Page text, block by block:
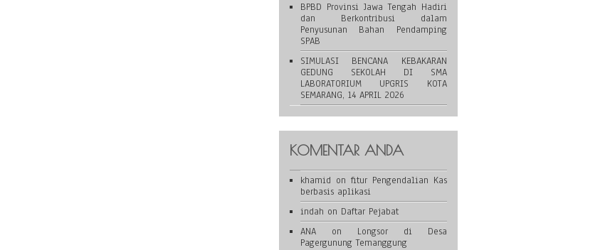
BPBD Provinsi Jawa Tengah Hadiri
dan Berkontribusi dalam
Penyusunan Bahan Pendamping
SPAB
SIMULASI BENCANA KEBAKARAN
GEDUNG SEKOLAH DI SMA
LABORATORIUM UPGRIS KOTA
SEMARANG, 14 APRIL 2026
KOMENTAR ANDA
khamid on fitur Pengendalian Kas
berbasis aplikasi
indah on Daftar Pejabat
ANAon Longsor di Desa
Pagergunung Temanggung